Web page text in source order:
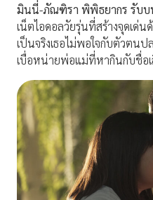
มินนี่-ภัณฑิรา พิพิธยากร รับบ
เน็ตไอดอลวัยรุ่นที่สร้างจุดเด่
เป็นจริงเธอไม่พอใจกับตัวตนป
เบื่อหน่ายพ่อแม่ที่หากินกับชื่อเ